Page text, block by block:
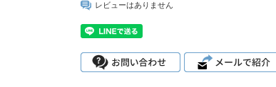
レビューはありません